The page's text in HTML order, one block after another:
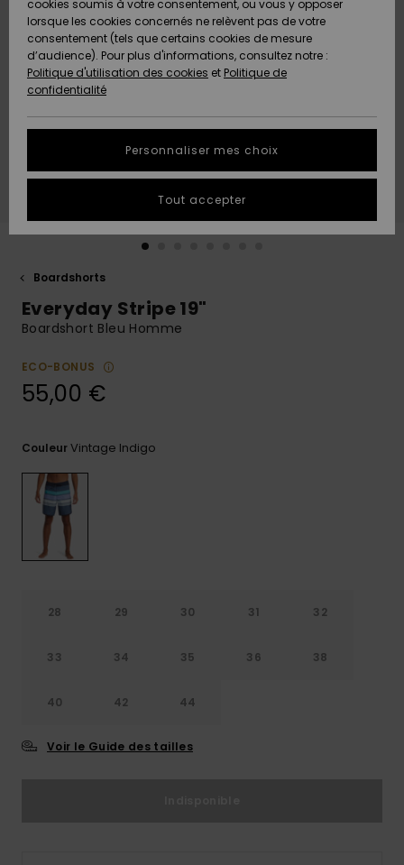
Nouveautés
A
Découvrir
Nouveautés
A
Découvrir
A
Découvrir
Communauté
AIDE &
CONTACT
Freedom
Protection
des
tailles
conversation
plus rapide
à votre
réponses
Consulter
MAGASINS
QUIKSILVER
Boardshorts
Everyday Stripe 19"
Boardshort Bleu Homme
ECO-BONUS
55,00 €
CouleurVintage Indigo
28 29 30 31 32
33 34 35 36 38
40 42 44
Voir le Guide des tailles
cookies soumis à votre consentement, ou vous y opposer
lorsque les cookies concernés ne relèvent pas de votre
consentement (tels que certains cookies de mesure
d’audience). Pour plus d'informations, consultez notre :
Politique d'utilisation des cookies et Politique de
confidentialité
Personnaliser mes choix
Tout accepter